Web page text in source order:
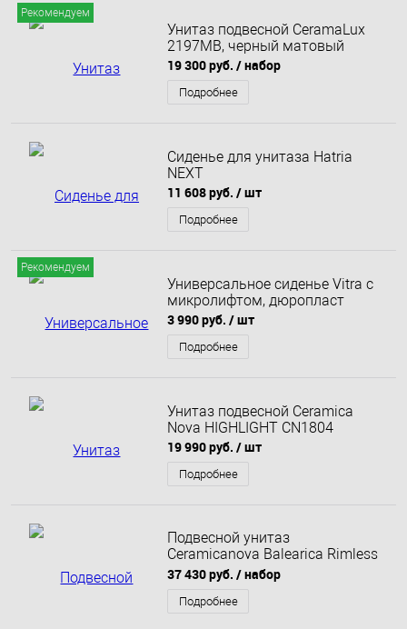
Рекомендуем
Унитаз подвесной CeramaLux
2197MB, черный матовый
19 300 руб. / набор
Подробнее
Сиденье для унитаза Hatria
NEXT
11 608 руб. / шт
Подробнее
Рекомендуем
Универсальное сиденье Vitra с
микролифтом, дюропласт
3 990 руб. / шт
Подробнее
Унитаз подвесной Ceramica
Nova HIGHLIGHT CN1804
19 990 руб. / шт
Подробнее
Подвесной унитаз
Ceramicanova Balearica Rimless
(цвет Капучино Матовый)
CN6000MC
37 430 руб. / набор
Подробнее